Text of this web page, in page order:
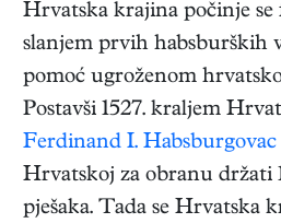
Hrvatska krajina počinje se
slanjem prvih habsburških
pomoć ugroženom
Postavši 1527. kraljem
Ferdinand I. Habsburgovac
Hrvatskoj za obranu držati
pješaka. Tada se Hrvatska